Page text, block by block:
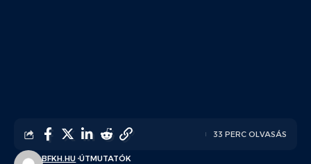
BFKH.HU ÚTMUTATÓK
33 PERC OLVASÁS